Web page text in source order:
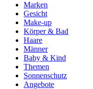
Marken
Gesicht
Make-up
Körper & Bad
Haare
Männer
Baby & Kind
Themen
Sonnenschutz
Angebote